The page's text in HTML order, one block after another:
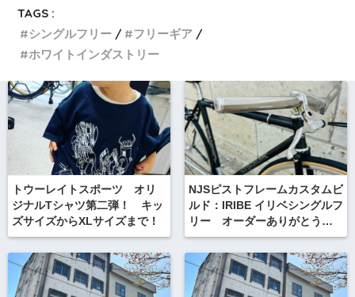
TAGS :
シングルフリー
フリーギア
ホワイトインダストリー
トウーレイトスポーツ オリ
ジナルTシャツ第二弾！ キッ
ズサイズからXLサイズまで！
NJSピストフレームカスタムビ
ルド：IRIBE イリベシングルフ
リー オーダーありがとうご
ざいます。